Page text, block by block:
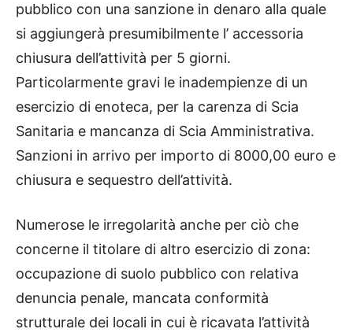
pubblico con una sanzione in denaro alla quale
si aggiungerà presumibilmente l’ accessoria
chiusura dell’attività per 5 giorni.
Particolarmente gravi le inadempienze di un
esercizio di enoteca, per la carenza di Scia
Sanitaria e mancanza di Scia Amministrativa.
Sanzioni in arrivo per importo di 8000,00 euro e
chiusura e sequestro dell’attività.
Numerose le irregolarità anche per ciò che
concerne il titolare di altro esercizio di zona:
occupazione di suolo pubblico con relativa
denuncia penale, mancata conformità
strutturale dei locali in cui è ricavata l’attività